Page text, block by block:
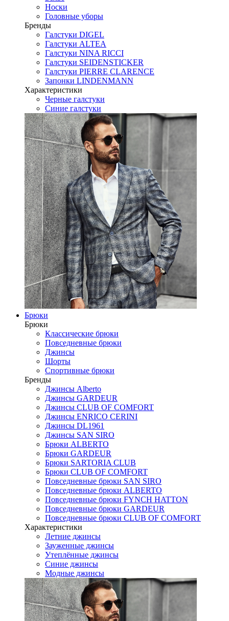
Носки
Головные уборы
Бренды
Галстуки DIGEL
Галстуки ALTEA
Галстуки NINA RICCI
Галстуки SEIDENSTICKER
Галстуки PIERRE CLARENCE
Запонки LINDENMANN
Характеристики
Черные галстуки
Синие галстуки
Брюки
Брюки
Классические брюки
Повседневные брюки
Джинсы
Шорты
Спортивные брюки
Бренды
Джинсы Alberto
Джинсы GARDEUR
Джинсы CLUB OF COMFORT
Джинсы ENRICO CERINI
Джинсы DL1961
Джинсы SAN SIRO
Брюки ALBERTO
Брюки GARDEUR
Брюки SARTORIA CLUB
Брюки CLUB OF COMFORT
Повседневные брюки SAN SIRO
Повседневные брюки ALBERTO
Повседневные брюки FYNCH HATTON
Повседневные брюки GARDEUR
Повседневные брюки CLUB OF COMFORT
Характеристики
Летние джинсы
Зауженные джинсы
Утеплённые джинсы
Синие джинсы
Модные джинсы